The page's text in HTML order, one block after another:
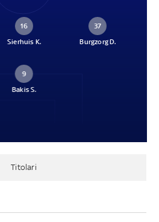
16
Sierhuis K.
37
Burgzorg D.
9
Bakis S.
Titolari